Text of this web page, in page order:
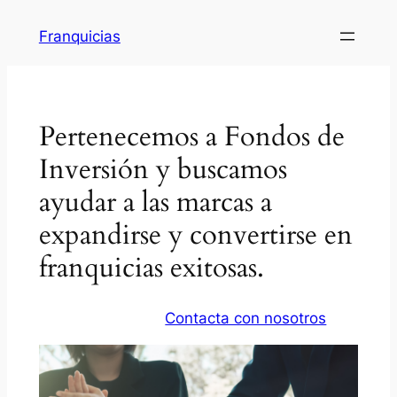
Franquicias
Pertenecemos a Fondos de
Inversión y buscamos
ayudar a las marcas a
expandirse y convertirse en
franquicias exitosas.
Contacta con nosotros